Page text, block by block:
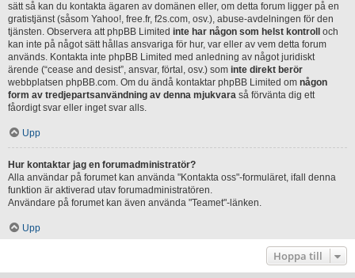
sätt så kan du kontakta ägaren av domänen eller, om detta forum ligger på en
gratistjänst (såsom Yahoo!, free.fr, f2s.com, osv.), abuse-avdelningen för den
tjänsten. Observera att phpBB Limited inte har någon som helst kontroll
och
kan inte på något sätt hållas ansvariga för hur, var eller av vem detta forum
används. Kontakta inte phpBB Limited med anledning av något juridiskt
ärende (“cease and desist”, ansvar, förtal, osv.) som inte direkt berör
webbplatsen phpBB.com. Om du ändå kontaktar phpBB Limited om någon
form av tredjepartsanvändning av denna mjukvara så förvänta dig ett
fåordigt svar eller inget svar alls.
Upp
Hur kontaktar jag en forumadministratör?
Alla användar på forumet kan använda "Kontakta oss"-formuläret, ifall denna
funktion är aktiverad utav forumadministratören.
Användare på forumet kan även använda "Teamet"-länken.
Upp
Hoppa till